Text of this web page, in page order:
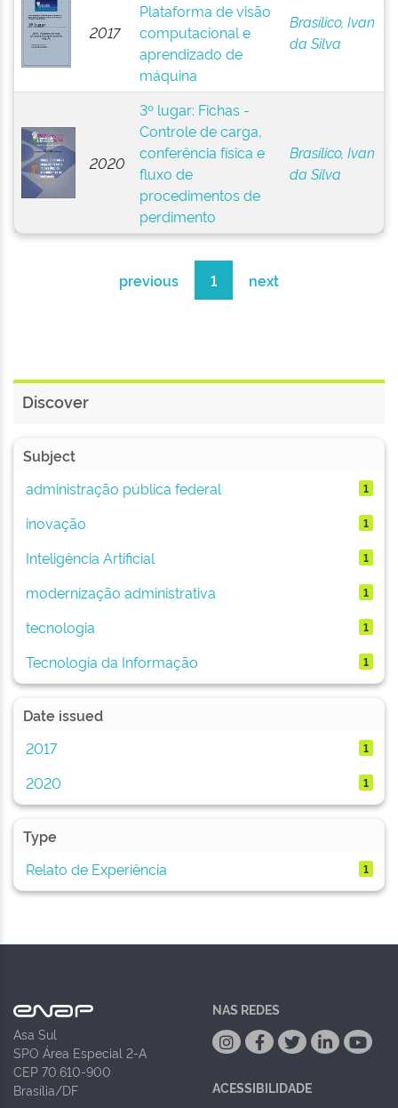
2017
Plataforma de visão
computacional e
aprendizado de
máquina
Brasílico, Ivan
da Silva
2020
3º lugar: Fichas -
Controle de carga,
conferência física e
fluxo de
procedimentos de
perdimento
Brasílico, Ivan
da Silva
previous 1 next
Discover
Subject
administração pública federal
1
inovação 1
Inteligência Artificial 1
modernização administrativa 1
tecnologia 1
Tecnologia da Informação 1
Date issued
2017
1
2020 1
Type
Relato de Experiência
1
Asa Sul
SPO Área Especial 2-A
CEP 70.610-900
Brasília/DF
NAS REDES
ACESSIBILIDADE